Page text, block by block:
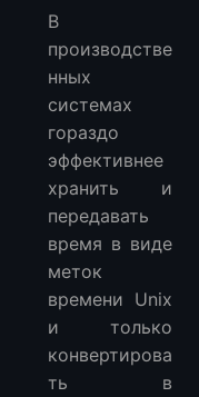
В
производстве
нных
системах
гораздо
эффективнее
хранить и
передавать
время в виде
меток
времени Unix
и только
конвертирова
ть в